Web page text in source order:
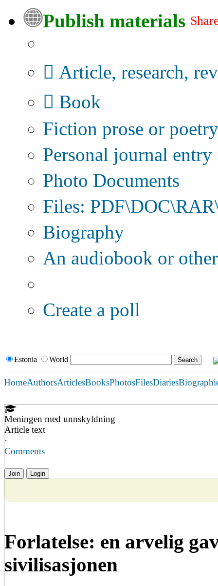
Publish materials
Article, research,
Book
Fiction prose or poetry
Personal journal entry
Photo Documents
Files:
Biography
An audiobook or
Create a poll
Estonia World
HomeAuthorsArticlesBooksPhotosFilesDiaries
Meningen med unnskyldning
Article text
·
Comments
Join Login
Forlatelse: en arvelig
sivilisasjonen